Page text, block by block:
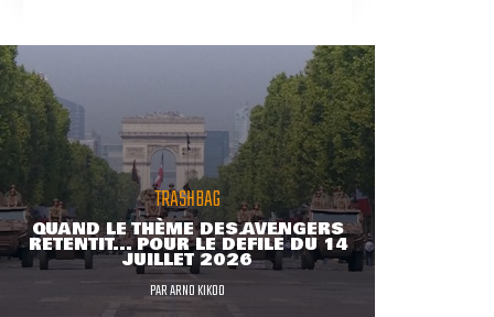
TRASHBAG
QUAND LE THÈME DES AVENGERS
RETENTIT... POUR LE DÉFILÉ DU 14
JUILLET 2026
PARARNO KIKOO